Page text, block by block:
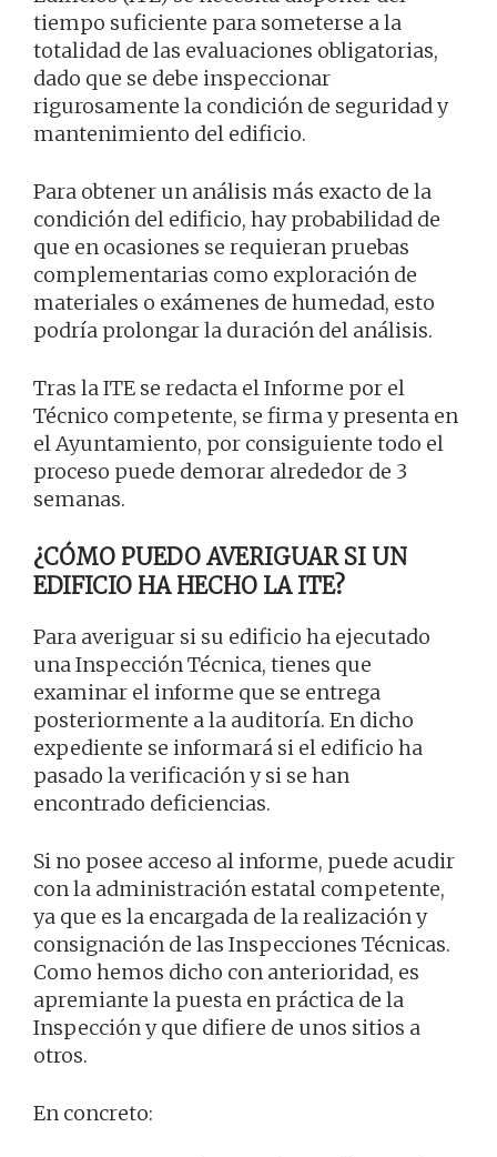
tiempo suficiente para someterse a la
totalidad de las evaluaciones obligatorias,
dado que se debe inspeccionar
rigurosamente la condición de seguridad y
mantenimiento del edificio.
Para obtener un análisis más exacto de la
condición del edificio, hay probabilidad de
que en ocasiones se requieran pruebas
complementarias como exploración de
materiales o exámenes de humedad, esto
podría prolongar la duración del análisis.
Tras la ITE se redacta el Informe por el
Técnico competente, se firma y presenta en
el Ayuntamiento, por consiguiente todo el
proceso puede demorar alrededor de 3
semanas.
¿CÓMO PUEDO AVERIGUAR SI UN
EDIFICIO HA HECHO LA ITE?
Para averiguar si su edificio ha ejecutado
una Inspección Técnica, tienes que
examinar el informe que se entrega
posteriormente a la auditoría. En dicho
expediente se informará si el edificio ha
pasado la verificación y si se han
encontrado deficiencias.
Si no posee acceso al informe, puede acudir
con la administración estatal competente,
ya que es la encargada de la realización y
consignación de las Inspecciones Técnicas.
Como hemos dicho con anterioridad, es
apremiante la puesta en práctica de la
Inspección y que difiere de unos sitios a
otros.
En concreto: